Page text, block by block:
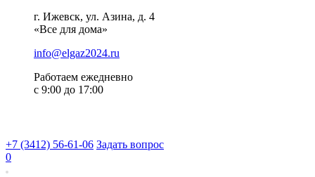
г. Ижевск, ул. Азина, д. 4
«Все для дома»
info@elgaz2024.ru
Работаем eжедневно
с 9:00 до 17:00
+7 (3412) 56-61-06 Задать вопрос
0